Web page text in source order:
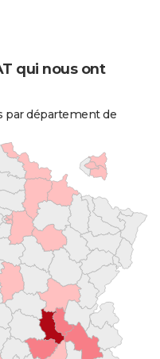
qui nous ont
par département de